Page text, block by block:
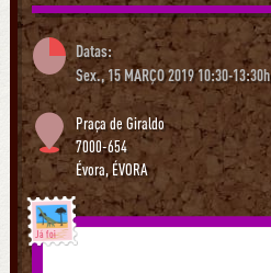
Datas:
Sex., 15 MARÇO 2019 10:30-13:30h
Praça de Giraldo
7000-654
Évora,ÉVORA
Já foi